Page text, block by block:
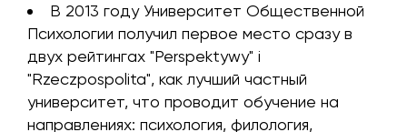
В 2013 году Университет Общественной
Психологии получил первое место сразу в
двух рейтингах "Perspektywy" i
"Rzeczpospolita", как лучший частный
университет, что проводит обучение на
направлениях: психология, филология,